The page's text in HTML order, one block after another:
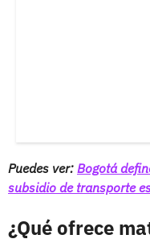
Puedes ver: Bogotá
subsidio de transporte
¿Qué ofrece